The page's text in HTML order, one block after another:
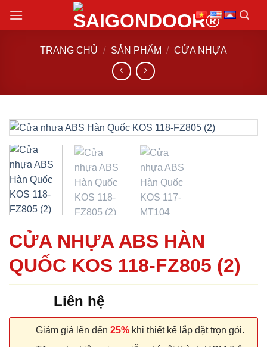
đến
TRANG CHỦ / SẢN PHẨM / CỬA NHỰA
CỬA NHỰA ABS HÀN
QUỐC KOS 118-FZ805 (2)
Liên hệ
Giảm giá lên đến 25% khi thiết kế lắp đặt trọn gói.